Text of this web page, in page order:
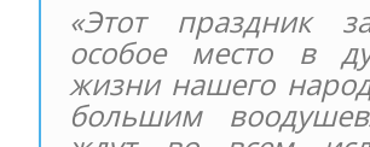
«Этот праздник
особое место в
жизни нашего
большим